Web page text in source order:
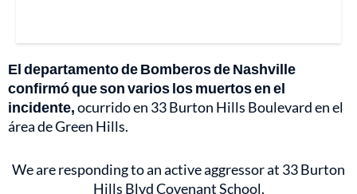
El departamento de Bomberos de Nashville
confirmó que son varios los muertos en el
incidente,ocurrido en 33 Burton Hills Boulevard en el
área de Green Hills.
We are responding to an active aggressor at 33 Burton
Hills Blvd Covenant School.